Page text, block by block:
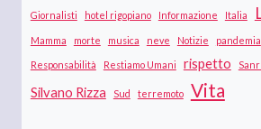
Giornalisti hotel rigopiano Informazione Italia
Mamma morte musica neve Notizie pandemia
Responsabilità Restiamo Umani rispetto
Silvano Rizza Sud terremoto Vita